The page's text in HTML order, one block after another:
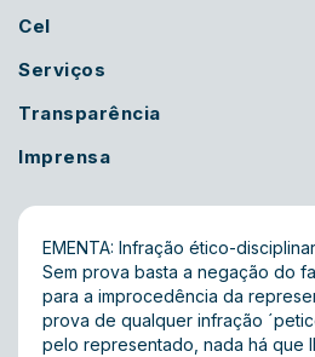
Cel
Serviços
Transparência
Imprensa
EMENTA: Infração ético-
Sem prova basta a negação do
para a improcedência da
prova de qualquer infração
pelo representado, nada há que